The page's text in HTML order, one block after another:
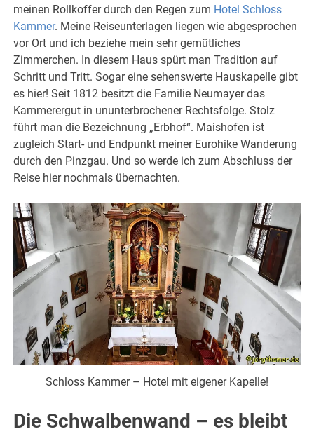
meinen Rollkoffer durch den Regen zum Hotel Schloss
Kammer. Meine Reiseunterlagen liegen wie abgesprochen
vor Ort und ich beziehe mein sehr gemütliches
Zimmerchen. In diesem Haus spürt man Tradition auf
Schritt und Tritt. Sogar eine sehenswerte Hauskapelle gibt
es hier! Seit 1812 besitzt die Familie Neumayer das
Kammerergut in ununterbrochener Rechtsfolge. Stolz
führt man die Bezeichnung „Erbhof“. Maishofen ist
zugleich Start- und Endpunkt meiner Eurohike Wanderung
durch den Pinzgau. Und so werde ich zum Abschluss der
Reise hier nochmals übernachten.
Schloss Kammer – Hotel mit eigener Kapelle!
Die Schwalbenwand – es bleibt